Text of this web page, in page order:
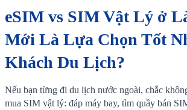
eSIM vs SIM Vật Lý ở
Mới Là Lựa Chọn Tốt
Khách Du Lịch?
Nếu bạn từng đi du lịch nước ngoài, chắc
mua SIM vật lý: đáp máy bay, tìm quầy bán